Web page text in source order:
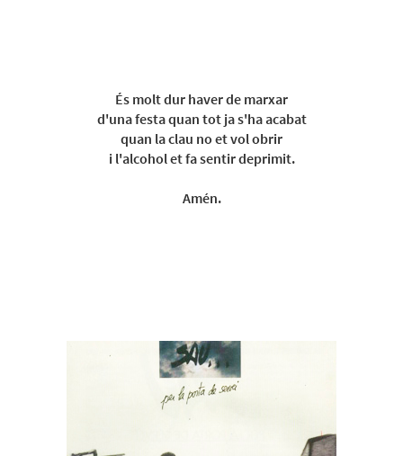
És molt dur haver de marxar
d'una festa quan tot ja s'ha acabat
quan la clau no et vol obrir
i l'alcohol et fa sentir deprimit.
Amén.